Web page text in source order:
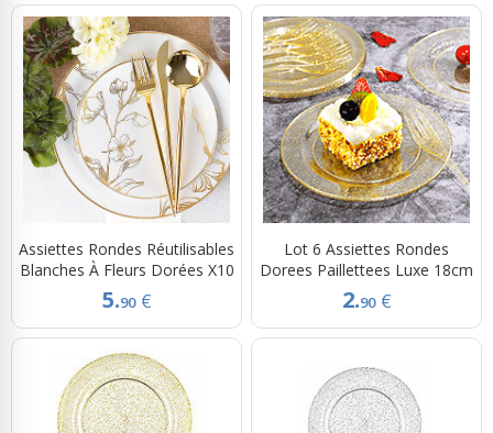
Assiettes Rondes Réutilisables
Blanches À Fleurs Dorées X10
5.90 €
Lot 6 Assiettes Rondes
Dorees Paillettees Luxe 18cm
2.90 €